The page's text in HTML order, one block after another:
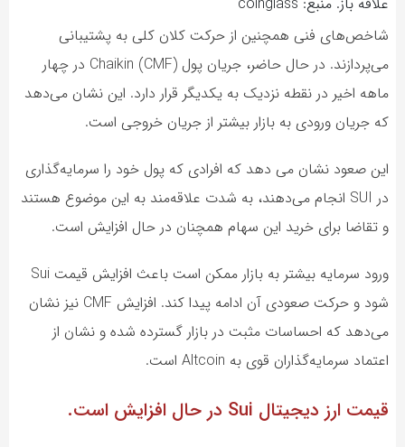
شاخص‌های فنی همچنین از حرکت کلان کلی به پشتیبانی
می‌پردازند. در حال حاضر، جریان پول Chaikin (CMF) در چهار
ماهه اخیر در نقطه نزدیک به یکدیگر قرار دارد. این نشان می‌دهد
که جریان ورودی به بازار بیشتر از جریان خروجی است.
این صعود نشان می دهد که افرادی که پول خود را سرمایه‌گذاری
در SUI انجام می‌دهند، به شدت علاقه‌مند به این موضوع هستند
و تقاضا برای خرید این سهام همچنان در حال افزایش است.
ورود سرمایه بیشتر به بازار ممکن است باعث افزایش قیمت Sui
شود و حرکت صعودی آن ادامه پیدا کند. افزایش CMF نیز نشان
می‌دهد که احساسات مثبت در بازار گسترده شده و نشان از
اعتماد سرمایه‌گذاران قوی به Altcoin است.
قیمت ارز دیجیتال Sui در حال افزایش است.